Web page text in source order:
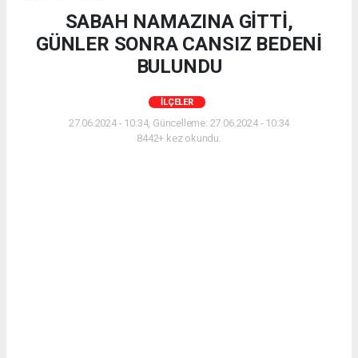
SABAH NAMAZINA GİTTİ,
GÜNLER SONRA CANSIZ BEDENİ
BULUNDU
İLÇELER
27.06.2024 - 10:34, Güncelleme: 27.06.2024 - 10:34
8442+ kez okundu.